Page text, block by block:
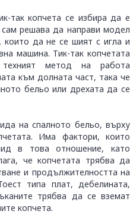
так копчета се избира да е
решава да направи модел
които да не се шият с игла и
машина. Тик-так копчетата
метод на работа
към долната част, така че
бельо или дрехата да се
на спалното бельо, върху
Има фактори, които
в това отношение, като
че копчетата трябва да
и продължителността на
типа плат, дебелината,
трябва да се вземат
копчета.